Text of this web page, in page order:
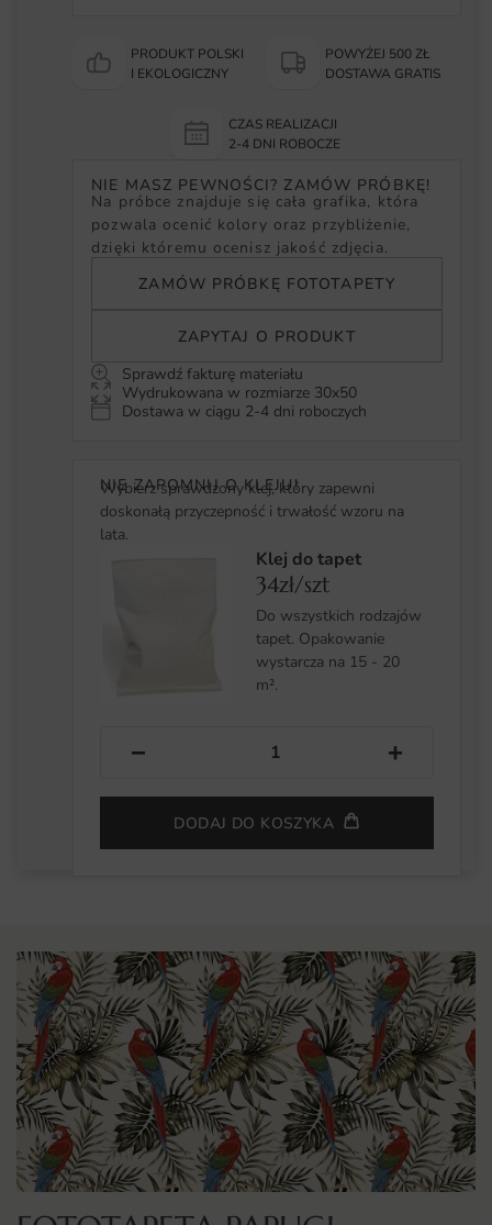
PRODUKT POLSKI
I EKOLOGICZNY
POWYŻEJ 500 ZŁ
DOSTAWA GRATIS
CZAS REALIZACJI
2-4 DNI ROBOCZE
NIE MASZ PEWNOŚCI? ZAMÓW PRÓBKĘ!
Na próbce znajduje się cała grafika, która
pozwala ocenić kolory oraz przybliżenie,
dzięki któremu ocenisz jakość zdjęcia.
ZAMÓW PRÓBKĘ FOTOTAPETY
ZAPYTAJ O PRODUKT
Sprawdź fakturę materiału
Wydrukowana w rozmiarze 30x50
Dostawa w ciągu 2-4 dni roboczych
NIE ZAPOMNIJ O KLEJU!
Wybierz sprawdzony klej, który zapewni
doskonałą przyczepność i trwałość wzoru na
lata.
Klej do tapet
34zł/szt
Do wszystkich rodzajów
tapet. Opakowanie
wystarcza na 15 - 20
m².
− +
DODAJ DO KOSZYKA